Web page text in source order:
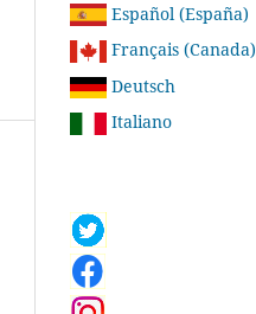
Español (España)
Français (Canada)
Deutsch
Italiano